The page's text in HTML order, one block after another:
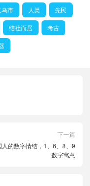
乌市 人类 先民
结社而居 考古
下一篇
人的数字情结，1、6、8、9
数字寓意